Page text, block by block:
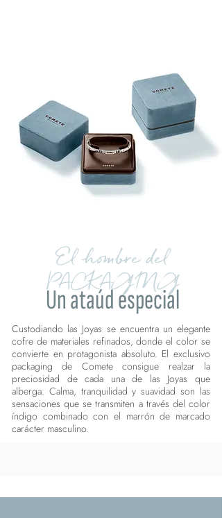
El hombre del
PACKAGING
Un ataúd especial
Custodiando las Joyas se encuentra un elegante
cofre de materiales refinados, donde el color se
convierte en protagonista absoluto. El exclusivo
packaging de Comete consigue realzar la
preciosidad de cada una de las Joyas que
alberga. Calma, tranquilidad y suavidad son las
sensaciones que se transmiten a través del color
índigo combinado con el marrón de marcado
carácter masculino.